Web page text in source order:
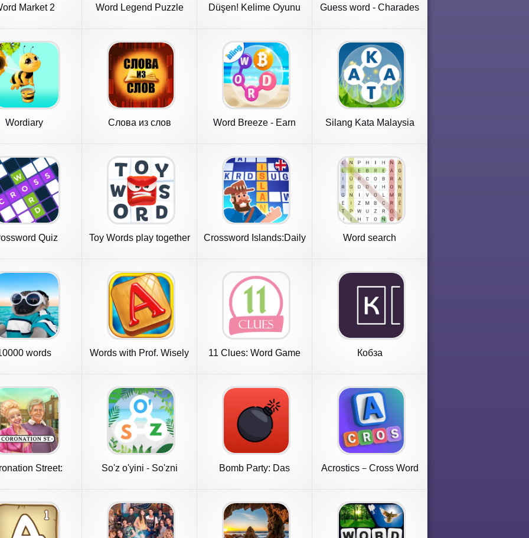
Market 2
Word Legend Puzzle
Düşen! Kelime Oyunu Guess word - Charades
Wordiary Слова из слов
Word Breeze - Earn
Silang Kata Malaysia
Quiz
Toy Words play together
Crossword Islands:Daily
Word search
words Words with Prof. Wisely 11 Clues: Word Game Кобза
Street:
So'z o'yini - So'zni
Bomb Party: Das
Acrostics－Cross Word